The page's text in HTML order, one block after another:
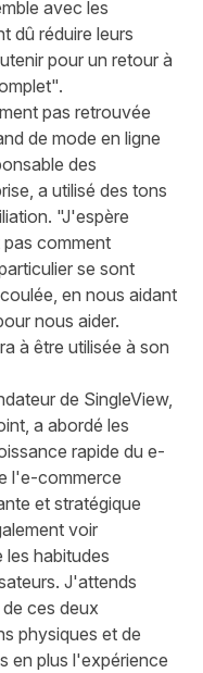
avec les
dû réduire leurs
pour un retour à
pas retrouvée
de mode en ligne
des
a utilisé des tons
"J'espère
comment
se sont
en nous aidant
nous aider.
à être utilisée à son
de SingleView,
a abordé les
rapide du e-
l'e-commerce
et stratégique
voir
habitudes
J'attends
ces deux
physiques et de
en plus l'expérience